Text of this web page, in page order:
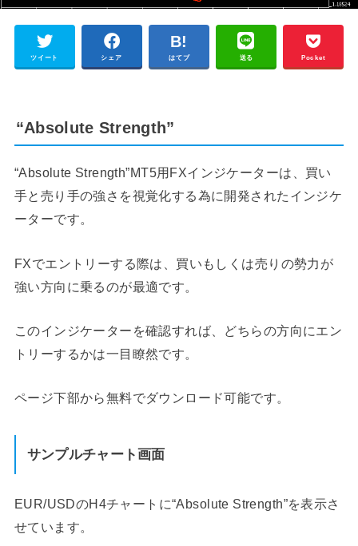
ツイート シェア はてブ 送る Pocket
“Absolute Strength”
“Absolute Strength”MT5用FXインジケーターは、買い
手と売り手の強さを視覚化する為に開発されたインジケ
ーターです。
FXでエントリーする際は、買いもしくは売りの勢力が
強い方向に乗るのが最適です。
このインジケーターを確認すれば、どちらの方向にエン
トリーするかは一目瞭然です。
ページ下部から無料でダウンロード可能です。
サンプルチャート画面
EUR/USDのH4チャートに“Absolute Strength”を表示さ
せています。